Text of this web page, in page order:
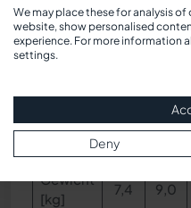
Maße
SL [mm] 200
Gewicht
[kg]
7,4 9,0
We may place these for analysis
website, show personalised
experience. For more information
settings.
Deny